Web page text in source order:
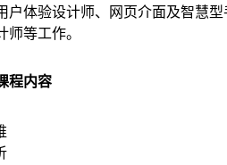
户体验设计师、网页介面及智慧
师等工作。
程内容